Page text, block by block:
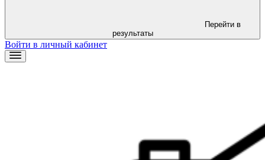
результаты
Войти в личный кабинет